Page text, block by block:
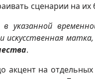
сценарии на их
указанной
искусственная
.
акцент на